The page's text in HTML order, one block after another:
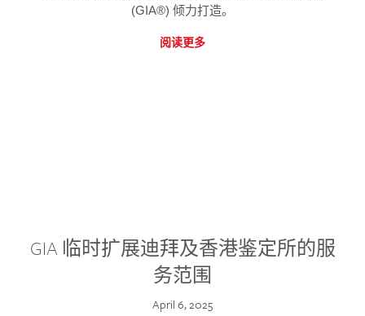
(GIA®) 倾力打造。
阅读更多
GIA 临时扩展迪拜及香港鉴定所的服
务范围
April 6, 2025